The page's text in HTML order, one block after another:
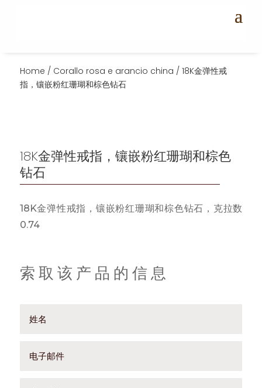
Home / Corallo rosa e arancio china / 18K金弹性戒
指，镶嵌粉红珊瑚和棕色钻石
18K金弹性戒指，镶嵌粉红珊瑚和棕色
钻石
18K金弹性戒指，镶嵌粉红珊瑚和棕色钻石，克拉数
0.74
索取该产品的信息